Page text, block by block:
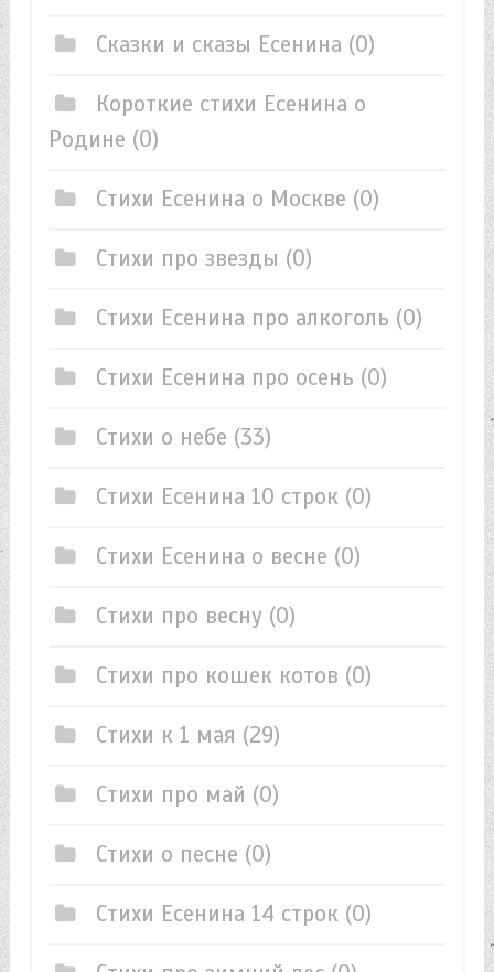
Сказки и сказы Есенина (0)
Короткие стихи Есенина о
Родине (0)
Стихи Есенина о Москве (0)
Стихи про звезды (0)
Стихи Есенина про алкоголь (0)
Стихи Есенина про осень (0)
Стихи о небе (33)
Стихи Есенина 10 строк (0)
Стихи Есенина о весне (0)
Стихи про весну (0)
Стихи про кошек котов (0)
Стихи к 1 мая (29)
Стихи про май (0)
Стихи о песне (0)
Стихи Есенина 14 строк (0)